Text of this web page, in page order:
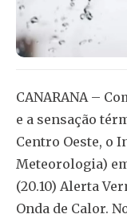
CANARANA –
e a sensação
Centro Oeste, o
Meteorologia)
(20.10) Alerta
Onda de Calor.